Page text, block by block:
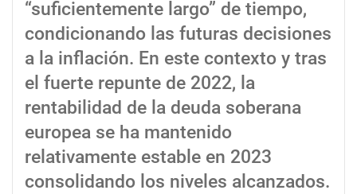
“suficientemente largo” de tiempo,
condicionando las futuras decisiones
a la inflación. En este contexto y tras
el fuerte repunte de 2022, la
rentabilidad de la deuda soberana
europea se ha mantenido
relativamente estable en 2023
consolidando los niveles alcanzados.